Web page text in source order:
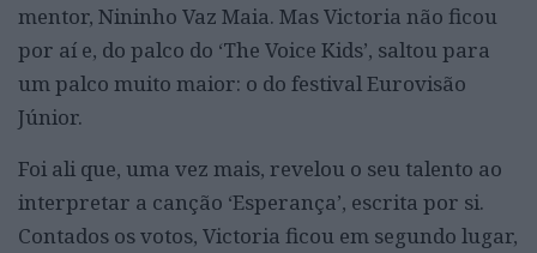
mentor, Nininho Vaz Maia. Mas Victoria não ficou
por aí e, do palco do ‘The Voice Kids’, saltou para
um palco muito maior: o do festival Eurovisão
Júnior.
Foi ali que, uma vez mais, revelou o seu talento ao
interpretar a canção ‘Esperança’, escrita por si.
Contados os votos, Victoria ficou em segundo lugar,